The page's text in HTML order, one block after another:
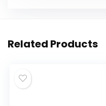
Related Products